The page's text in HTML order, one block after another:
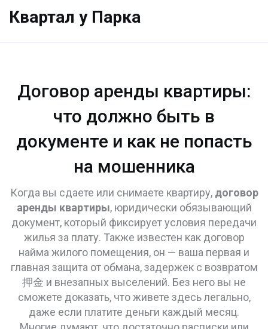
Квартал у Парка
Договор аренды квартиры:
что должно быть в
документе и как не попасть
на мошенника
Когда вы сдаете или снимаете квартиру, договор
аренды квартиры, юридически обязывающий
документ, который фиксирует условия передачи
жилья за плату. Также известен как договор
найма жилого помещения, он — ваша первая и
главная защита от обмана, задержек с возвратом
押金 и внезапных выселений. Без него вы не
сможете доказать, что живете здесь легально,
даже если платите деньги каждый месяц.